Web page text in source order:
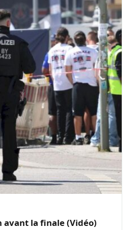
avant la finale (Vidéo)